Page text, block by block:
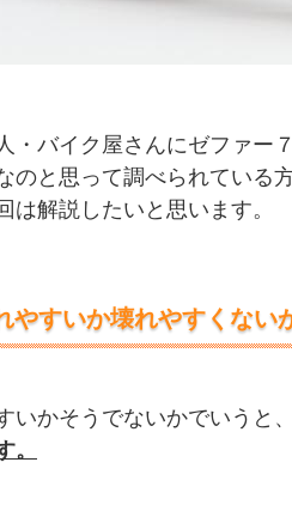
・バイク屋さんにゼファー
のと思って調べられている
解説したいと思います。
やすいか壊れやすくない
いかそうでないかでいうと、
。